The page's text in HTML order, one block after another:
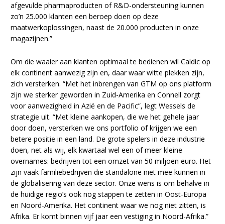
afgevulde pharmaproducten of R&D-ondersteuning kunnen
zo’n 25.000 klanten een beroep doen op deze
maatwerkoplossingen, naast de 20.000 producten in onze
magazijnen.”
Om die waaier aan klanten optimaal te bedienen wil Caldic op
elk continent aanwezig zijn en, daar waar witte plekken zijn,
zich versterken. “Met het inbrengen van GTM op ons platform
zijn we sterker geworden in Zuid-Amerika en Connell zorgt
voor aanwezigheid in Azië en de Pacific”, legt Wessels de
strategie uit. “Met kleine aankopen, die we het gehele jaar
door doen, versterken we ons portfolio of krijgen we een
betere positie in een land. De grote spelers in deze industrie
doen, net als wij, elk kwartaal wel een of meer kleine
overnames: bedrijven tot een omzet van 50 miljoen euro. Het
zijn vaak familiebedrijven die standalone niet mee kunnen in
de globalisering van deze sector. Onze wens is om behalve in
de huidige regio’s ook nog stappen te zetten in Oost-Europa
en Noord-Amerika. Het continent waar we nog niet zitten, is
Afrika. Er komt binnen vijf jaar een vestiging in Noord-Afrika.”